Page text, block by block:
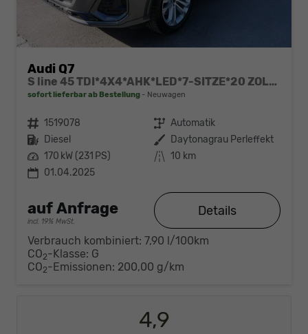
Audi Q7
S line 45 TDI*4X4*AHK*LED*7-SITZE*20 ZOLL*PANO*KAMERA*NAVI*LUFTFEDRUNG
sofort lieferbar ab Bestellung Neuwagen
Fahrzeugnr. 1519078 Getriebe Automatik
Kraftstoff Diesel Außenfarbe Daytonagrau Perleffekt
Leistung 170 kW (231 PS) Kilometerstand 10 km
01.04.2025
auf Anfrage
incl. 19% MwSt.
Details
Verbrauch kombiniert: 7,90 l/100km
CO2-Klasse: G
CO2-Emissionen: 200,00 g/km
4,9